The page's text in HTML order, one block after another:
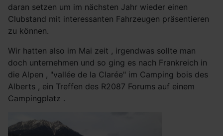
daran setzen um im nächsten Jahr wieder einen
Clubstand mit interessanten Fahrzeugen präsentieren
zu können.
Wir hatten also im Mai zeit , irgendwas sollte man
doch unternehmen und so ging es nach Frankreich in
die Alpen , "vallée de la Clarée" im Camping bois des
Alberts , ein Treffen des R2087 Forums auf einem
Campingplatz .